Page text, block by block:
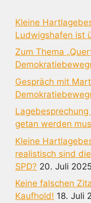
Kleine
Ludwigshafen ist
Zum Thema
Gespräch mit
getan werden
Kleine
realistisch sind
SPD? 20. Juli
Keine falschen
Kaufhold! 18. Juli